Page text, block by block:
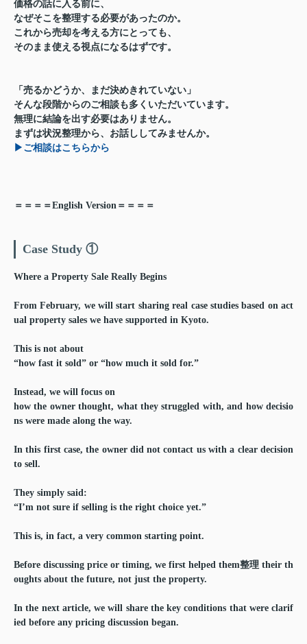
価格の話に入る前に、
なぜそこを整理する必要があったのか。
これから売却を考える方にとっても、
そのまま使える視点になるはずです。
「売るかどうか、まだ決めきれていない」
そんな段階からのご相談も多くいただいています。
無理に結論を出す必要はありません。
まずは状況整理から、お話ししてみませんか。
▶ご相談はこちらから
＝＝＝＝English Version＝＝＝＝
Case Study ①
Where a Property Sale Really Begins
From February, we will start sharing real case studies based on act
ual property sales we have supported in Kyoto.
This is not about
“how fast it sold” or “how much it sold for.”
Instead, we will focus on
how the owner thought, what they struggled with, and how decisio
ns were made along the way.
In this first case, the owner did not contact us with a clear decision
to sell.
They simply said:
“I’m not sure if selling is the right choice yet.”
This is, in fact, a very common starting point.
Before discussing price or timing, we first helped them整理 their th
oughts about the future, not just the property.
In the next article, we will share the key conditions that were clarif
ied before any pricing discussion began.